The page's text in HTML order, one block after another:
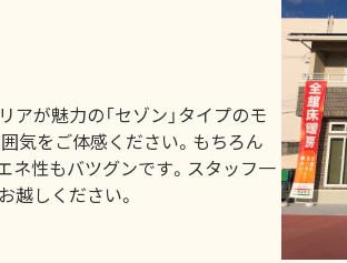
が魅力の「セゾン」タイプのモ
気をご体感ください。もちろん
ネ性もバツグンです。スタッフ一
越しください。